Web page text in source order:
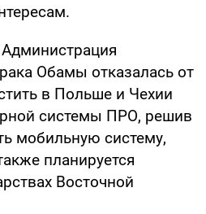
Администрация
Обамы отказалась от
в Польше и Чехии
системы ПРО, решив
мобильную систему,
планируется
Восточной